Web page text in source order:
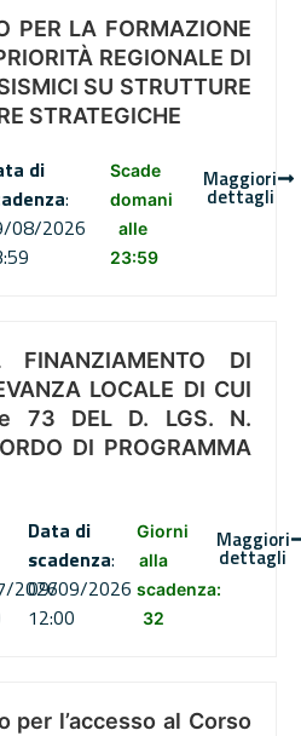
PER LA FORMAZIONE
REGIONALE DI
SU STRUTTURE
STRATEGICHE
di
:
08/2026
Scade
domani
alle
23:59
Maggiori
dettagli
DI
LOCALE DI CUI
73 DEL D. LGS. N.
DI PROGRAMMA
2026
Data di
scadenza:
09/09/2026
12:00
Giorni
alla
scadenza:
32
Maggiori
dettagli
per l’accesso al Corso